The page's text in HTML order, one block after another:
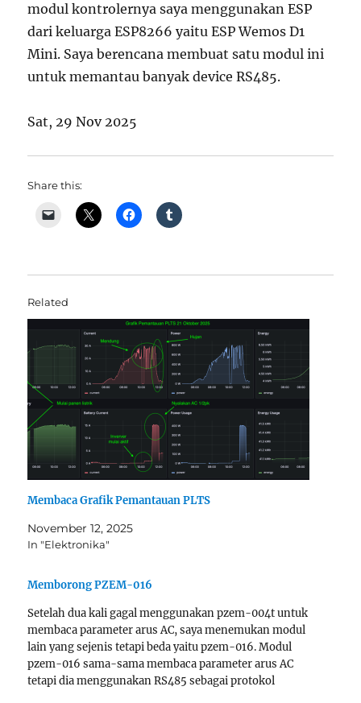
modul kontrolernya saya menggunakan ESP
dari keluarga ESP8266 yaitu ESP Wemos D1
Mini. Saya berencana membuat satu modul ini
untuk memantau banyak device RS485.
Sat, 29 Nov 2025
Share this:
Related
Membaca Grafik Pemantauan PLTS
November 12, 2025
In "Elektronika"
Memborong PZEM-016
Setelah dua kali gagal menggunakan pzem-004t untuk
membaca parameter arus AC, saya menemukan modul
lain yang sejenis tetapi beda yaitu pzem-016. Modul
pzem-016 sama-sama membaca parameter arus AC
tetapi dia menggunakan RS485 sebagai protokol